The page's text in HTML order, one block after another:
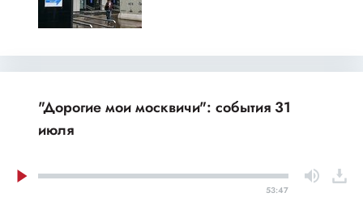
"Дорогие мои москвичи": события 31
июля
53:47